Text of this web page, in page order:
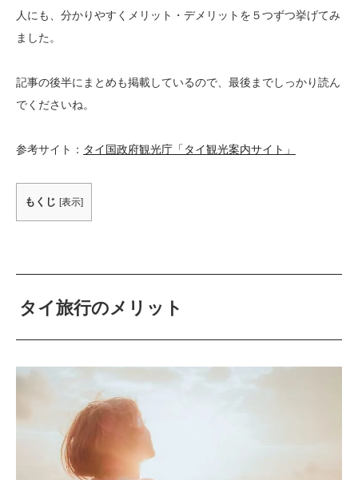
人にも、分かりやすくメリット・デメリットを５つずつ挙げてみ
ました。
記事の後半にまとめも掲載しているので、最後までしっかり読ん
でくださいね。
参考サイト： タイ国政府観光庁「タイ観光案内サイト」
もくじ [表示]
タイ旅行のメリット